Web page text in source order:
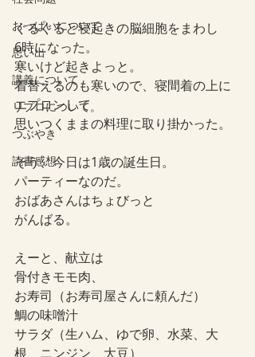
おっぱいについて
思い出
講義について
リプロについて。
つぶやき
読書感想
ぐるぐると寝起きの脳細胞をまわし
6時になった。
寒いけど起きよっと。
着替えるのも寒いので、寝間着の上に
エプロンして
思いつくままの料理に取り掛かった。
そう、今日は1歳の誕生日。
パーティーなのだ。
おばあさんはちょびっと
がんばる。
えーと、献立は
骨付きモモ肉、
お寿司（お寿司屋さんに頼んだ）
鯛の味噌汁
サラダ（生ハム、ゆで卵、水菜、大
根、ニンジン、大豆）